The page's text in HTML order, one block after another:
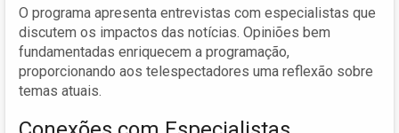
O programa apresenta entrevistas com especialistas que
discutem os impactos das notícias. Opiniões bem
fundamentadas enriquecem a programação,
proporcionando aos telespectadores uma reflexão sobre
temas atuais.